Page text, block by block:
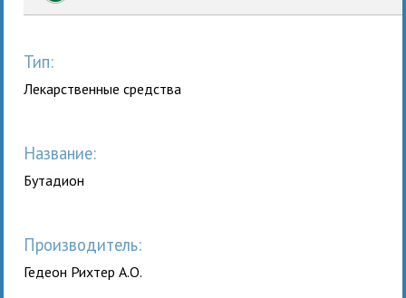
Тип:
Лекарственные средства
Название:
Бутадион
Производитель:
Гедеон Рихтер А.О.